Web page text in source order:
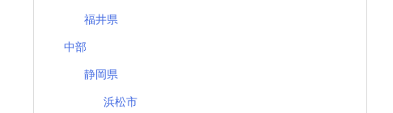
福井県
中部
静岡県
浜松市